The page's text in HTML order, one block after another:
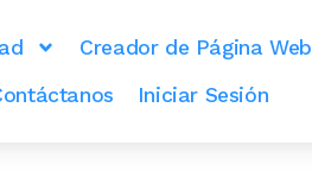
Creador de Página Web
Iniciar Sesión